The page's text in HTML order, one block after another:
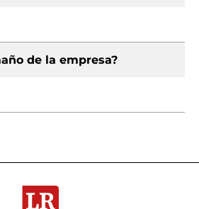
de la empresa?